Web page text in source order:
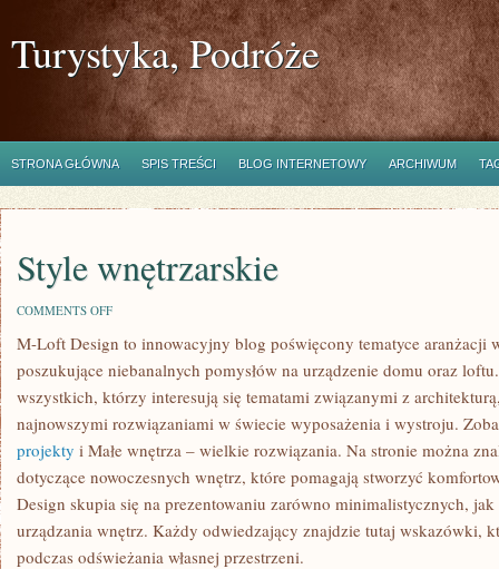
Turystyka, Podróże
STRONA GŁÓWNA SPIS TREŚCI BLOG INTERNETOWY ARCHIWUM
Style wnętrzarskie
COMMENTS OFFON
WNĘTRZARSKIE
M-Loft Design to innowacyjny blog poświęcony tematyce aranżacji
poszukujące niebanalnych pomysłów na urządzenie domu oraz
wszystkich, którzy interesują się tematami związanymi z
najnowszymi rozwiązaniami w świecie wyposażenia i wystroju.
projekty i Małe wnętrza – wielkie rozwiązania. Na stronie można
dotyczące nowoczesnych wnętrz, które pomagają stworzyć
Design skupia się na prezentowaniu zarówno minimalistycznych,
urządzania wnętrz. Każdy odwiedzający znajdzie tutaj wskazówki,
podczas odświeżania własnej przestrzeni.